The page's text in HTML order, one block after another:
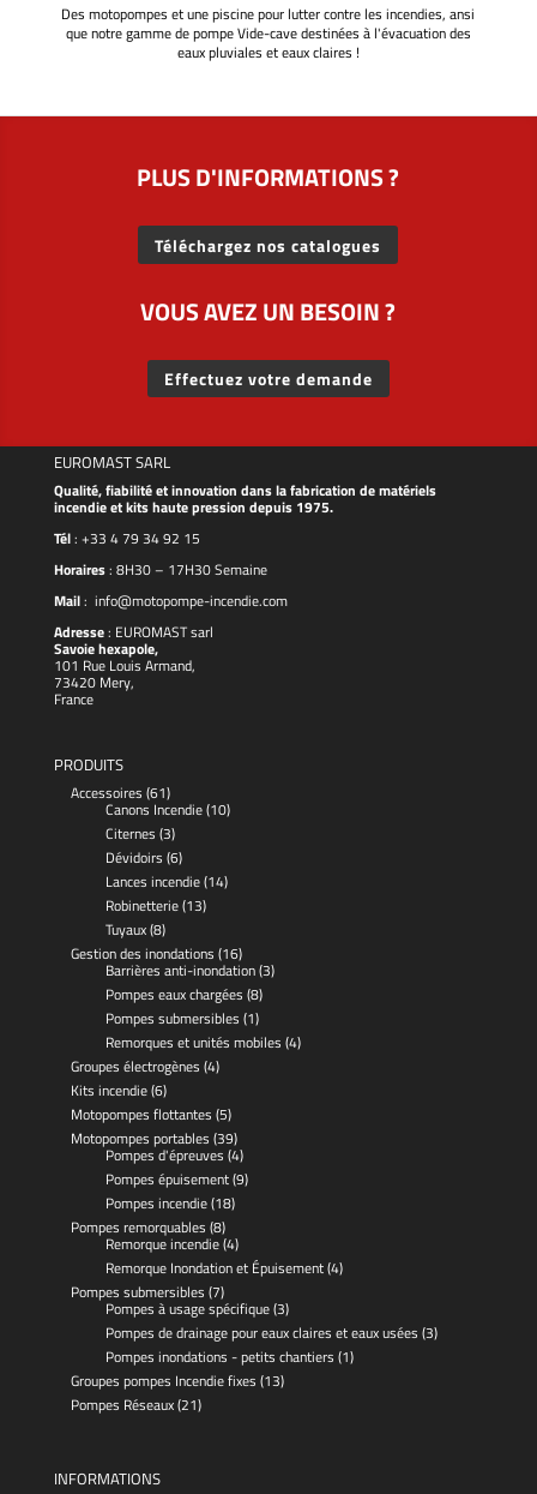
Des motopompes et une piscine pour lutter contre les incendies, ansi
que notre gamme de pompe Vide-cave destinées à l'évacuation des
eaux pluviales et eaux claires !
PLUS D'INFORMATIONS ?
Téléchargez nos catalogues
VOUS AVEZ UN BESOIN ?
Effectuez votre demande
EUROMAST SARL
Qualité, fiabilité et innovation dans la fabrication de matériels
incendie et kits haute pression depuis 1975.
Tél: +33 4 79 34 92 15
Horaires: 8H30 – 17H30 Semaine
Mail: info@motopompe-incendie.com
Adresse: EUROMASTsarl
Savoie hexapole,
101 Rue Louis Armand,
73420 Mery,
France
PRODUITS
Accessoires (61)
Canons Incendie(10)
Citernes (3)
Dévidoirs (6)
Lances incendie(14)
Robinetterie(13)
Tuyaux(8)
Gestion des inondations (16)
Barrières anti-inondation(3)
Pompes eaux chargées (8)
Pompes submersibles (1)
Remorques et unités mobiles (4)
Groupes électrogènes (4)
Kits incendie(6)
Motopompes flottantes (5)
Motopompes portables (39)
Pompes d'épreuves (4)
Pompes épuisement(9)
Pompes incendie(18)
Pompes remorquables (8)
Remorque incendie(4)
Remorque Inondation et Épuisement(4)
Pompes submersibles (7)
Pompes à usage spécifique(3)
Pompes de drainage pour eaux claires et eaux usées (3)
Pompes inondations - petits chantiers (1)
Groupes pompes Incendie fixes (13)
Pompes Réseaux(21)
INFORMATIONS